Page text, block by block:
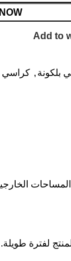
Add to
بلكونة , كراسي
لفترة طويلة.